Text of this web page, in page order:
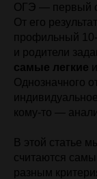
ОГЭ — первый
От его
профильный 10-
и родители
самые легкие
Однозначного
кому-то —
В этой статье
считаются
разным